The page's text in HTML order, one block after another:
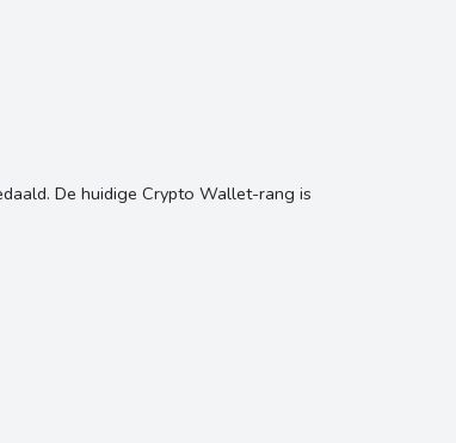
De huidige Crypto Wallet-rang is